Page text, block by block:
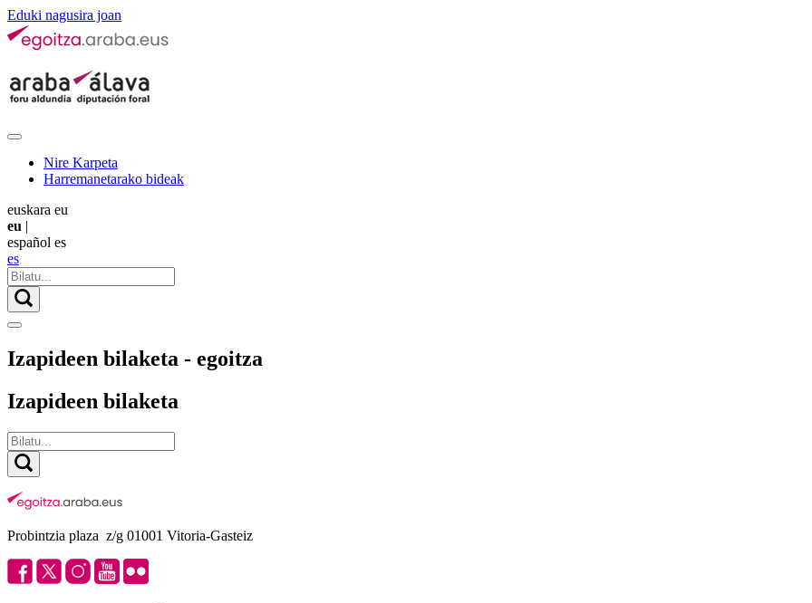
Eduki nagusira joan
Nire Karpeta
Harremanetarako bideak
euskara eu
eu |
español es
es
Izapideen bilaketa - egoitza
Izapideen bilaketa
Probintzia plaza z/g 01001 Vitoria-Gasteiz